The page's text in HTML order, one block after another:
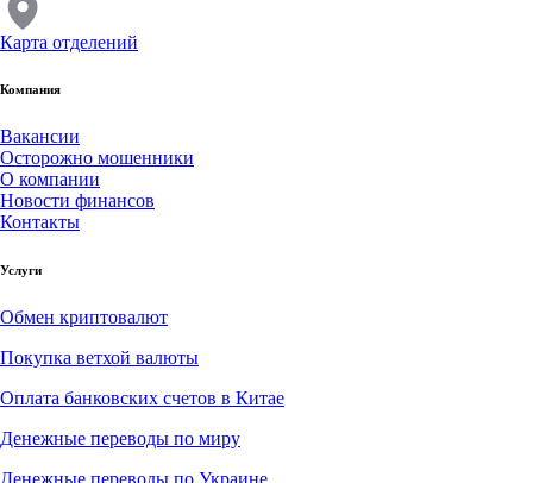
Карта отделений
Компания
Вакансии
Осторожно мошенники
О компании
Новости финансов
Контакты
Услуги
Обмен криптовалют
Покупка ветхой валюты
Оплата банковских счетов в Китае
Денежные переводы по миру